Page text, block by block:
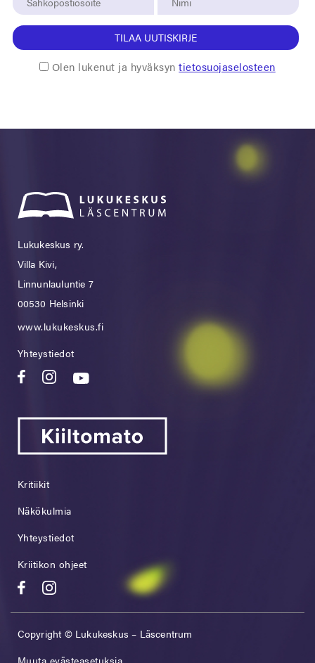
TILAA UUTISKIRJE
Olen lukenut ja hyväksyntietosuojaselosteen
Lukukeskus ry.
Villa Kivi,
Linnunlauluntie 7
00530 Helsinki
www.lukukeskus.fi
Yhteystiedot
Kritiikit
Näkökulmia
Yhteystiedot
Kriitikon ohjeet
Copyright © Lukukeskus – Läscentrum
Muuta evästeasetuksia